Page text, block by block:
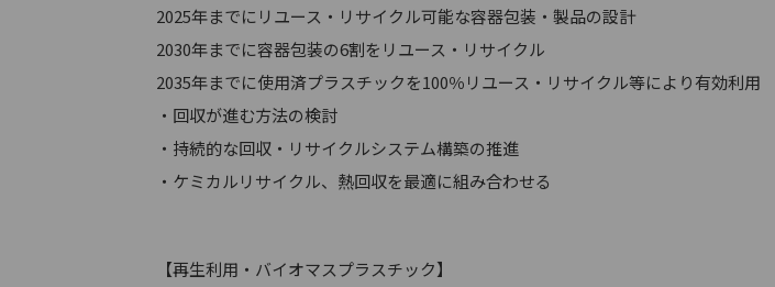
2025年までにリユース・リサイクル可能な容器包装・製品の設計
2030年までに容器包装の6割をリユース・リサイクル
2035年までに使用済プラスチックを100％リユース・リサイクル等により有効利用
・回収が進む方法の検討
・持続的な回収・リサイクルシステム構築の推進
・ケミカルリサイクル、熱回収を最適に組み合わせる
【再生利用・バイオマスプラスチック】